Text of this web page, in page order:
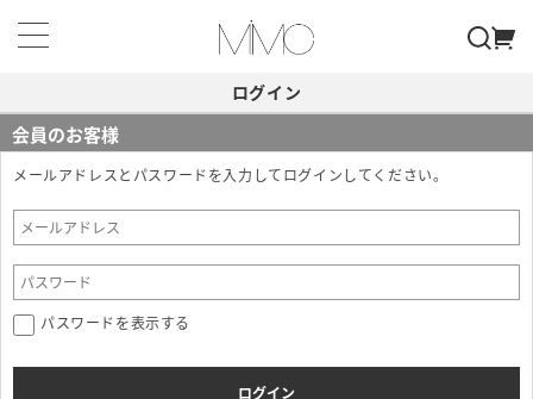
ログイン
会員のお客様
メールアドレスとパスワードを入力してログインしてください。
パスワードを表示する